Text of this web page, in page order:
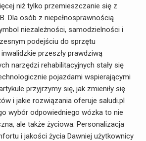
niż tylko przemieszczanie się z
Dla osób z niepełnosprawnością
niezależności, samodzielności i
podejściu do sprzętu
przeszły prawdziwą
narzędzi rehabilitacyjnych stały się
pojazdami wspierającymi
przyjrzymy się, jak zmieniły się
i jakie rozwiązania oferuje saludi.pl
wybór odpowiedniego wózka to nie
ale także życiowa. Personalizacja
i jakości życia Dawniej użytkownicy